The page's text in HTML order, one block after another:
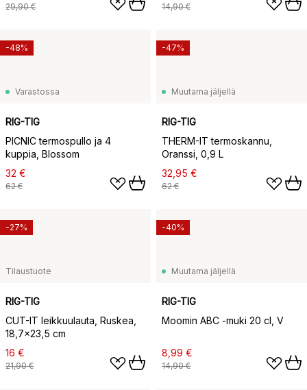
29,90 € 14,90 €
Varastossa
RIG-TIG
PICNIC termospullo ja 4
kuppia, Blossom
32 €
62 €
-48%
Muutama jäljellä
RIG-TIG
THERM-IT termoskannu,
Oranssi, 0,9 L
32,95 €
62 €
-47%
Tilaustuote
RIG-TIG
CUT-IT leikkuulauta, Ruskea,
18,7×23,5 cm
16 €
21,90 €
-27%
Muutama jäljellä
RIG-TIG
Moomin ABC -muki 20 cl, V
8,99 €
14,90 €
-40%